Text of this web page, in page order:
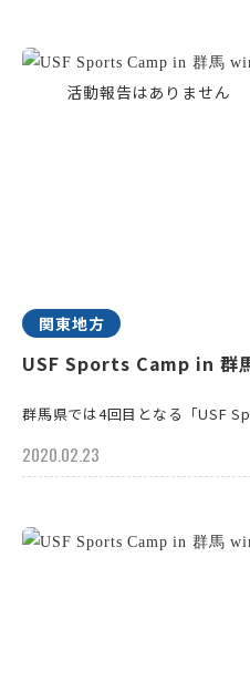
関東地方
USF Sports Camp in 群
群馬県では4回目となる「USF
2020.02.23